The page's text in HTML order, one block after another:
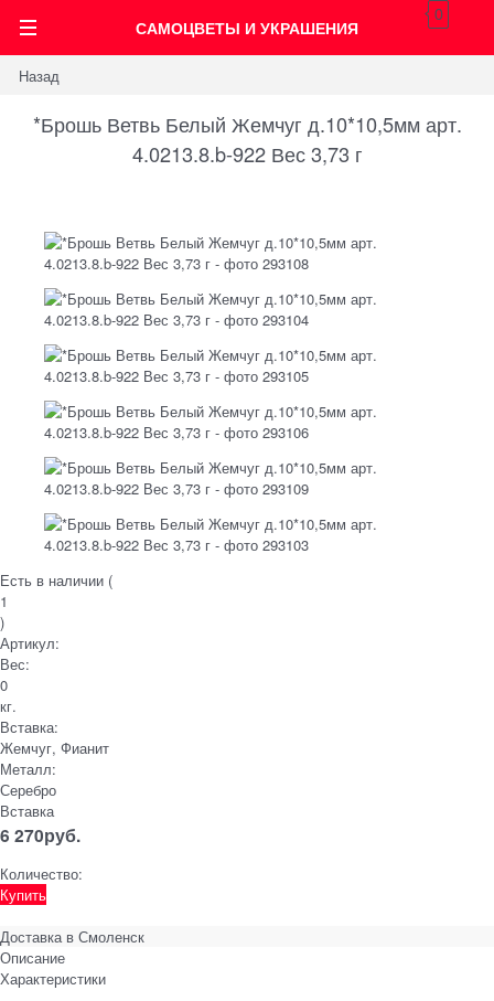
САМОЦВЕТЫ И УКРАШЕНИЯ
0
Назад
*Брошь Ветвь Белый Жемчуг д.10*10,5мм арт.
4.0213.8.b-922 Вес 3,73 г
Есть в наличии (
1
)
Артикул:
Вес:
0
кг.
Вставка:
Жемчуг, Фианит
Металл:
Серебро
Вставка
6 270руб.
Количество:
Купить
Доставка в Смоленск
Описание
Характеристики